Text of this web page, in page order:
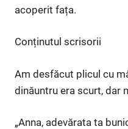
acoperit fața.
Conținutul scrisorii
Am desfăcut plicul cu
dinăuntru era scurt, dar
„Anna, adevărata ta